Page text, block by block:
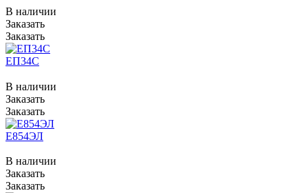
В наличии
Заказать
Заказать
ЕП34С
В наличии
Заказать
Заказать
Е854ЭЛ
В наличии
Заказать
Заказать